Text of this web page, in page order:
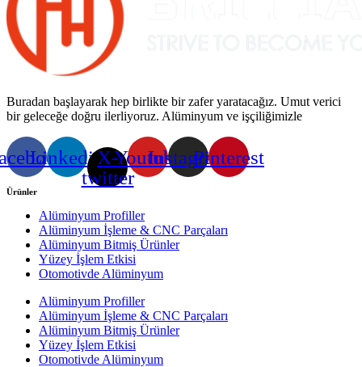
Buradan başlayarak hep birlikte bir zafer yaratacağız. Umut verici
bir geleceğe doğru ilerliyoruz. Alüminyum ve işçiliğimizle
LinkedinX-
twitter
YoutubeInstagramPinterest
Ürünler
Alüminyum Profiller
Alüminyum İşleme & CNC Parçaları
Alüminyum Bitmiş Ürünler
Yüzey İşlem Etkisi
Otomotivde Alüminyum
Alüminyum Profiller
Alüminyum İşleme & CNC Parçaları
Alüminyum Bitmiş Ürünler
Yüzey İşlem Etkisi
Otomotivde Alüminyum